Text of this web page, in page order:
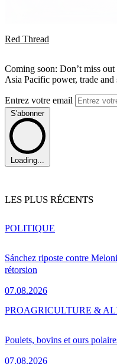
Red Thread
Coming soon: Don’t miss
Asia Pacific power, trade and
Entrez votre email
S'abonner
Loading...
LES PLUS RÉCENTS
Sánchez riposte contre
rétorsion
07.08.2026
POLITIQUE
Poulets, bovins et ours
07.08.2026
PROAGRICULTURE &